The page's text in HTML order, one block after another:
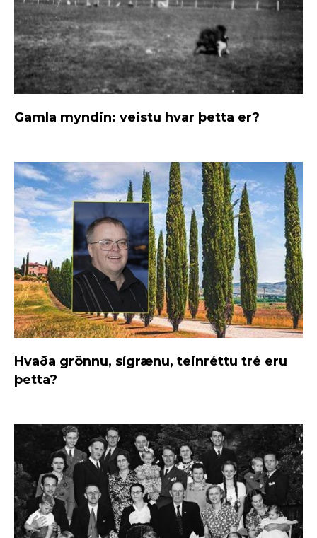
Gamla myndin: veistu hvar þetta er?
Hvaða grönnu, sígrænu, teinréttu tré eru
þetta?